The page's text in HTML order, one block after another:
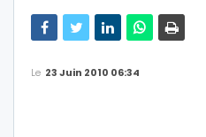
Le 23 Juin 2010 06:34